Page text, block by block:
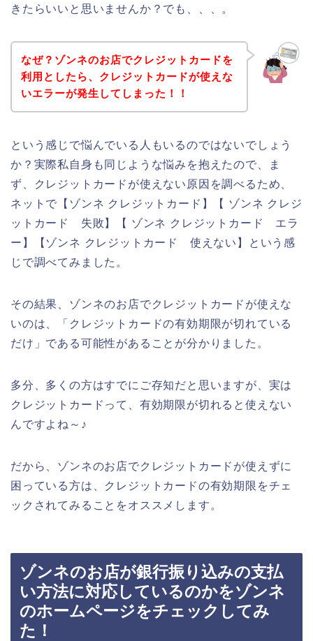
きたらいいと思いませんか？でも、、、。
なぜ？ゾンネのお店でクレジットカードを
利用としたら、クレジットカードが使えな
いエラーが発生してしまった！！
という感じで悩んでいる人もいるのではないでしょう
か？実際私自身も同じような悩みを抱えたので、ま
ず、クレジットカードが使えない原因を調べるため、
ネットで【ゾンネ クレジットカード】【 ゾンネ クレジ
ットカード 失敗】【 ゾンネ クレジットカード エラ
ー】【ゾンネ クレジットカード 使えない】という感
じで調べてみました。
その結果、ゾンネのお店でクレジットカードが使えな
いのは、「クレジットカードの有効期限が切れている
だけ」である可能性があることが分かりました。
多分、多くの方はすでにご存知だと思いますが、実は
クレジットカードって、有効期限が切れると使えない
んですよね～♪
だから、ゾンネのお店でクレジットカードが使えずに
困っている方は、クレジットカードの有効期限をチェ
ックされてみることをオススメします。
ゾンネのお店が銀行振り込みの支払
い方法に対応しているのかをゾンネ
のホームページをチェックしてみ
た！